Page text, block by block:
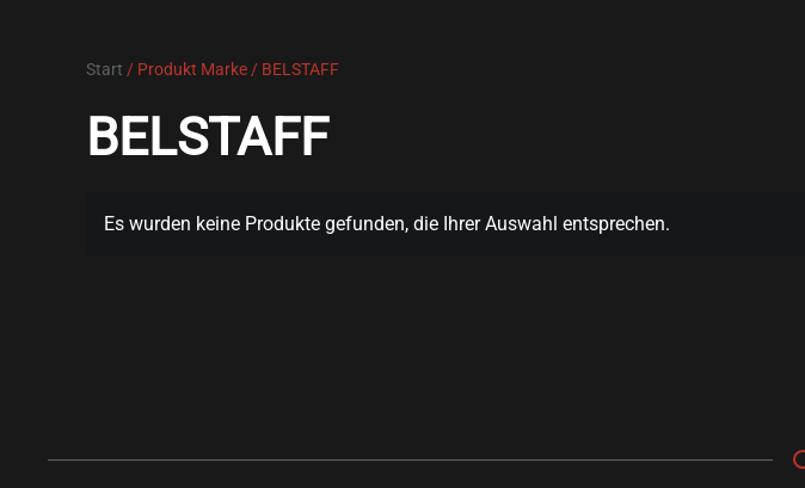
Start / Produkt Marke / BELSTAFF
BELSTAFF
Es wurden keine Produkte gefunden, die Ihrer Auswahl entsprechen.